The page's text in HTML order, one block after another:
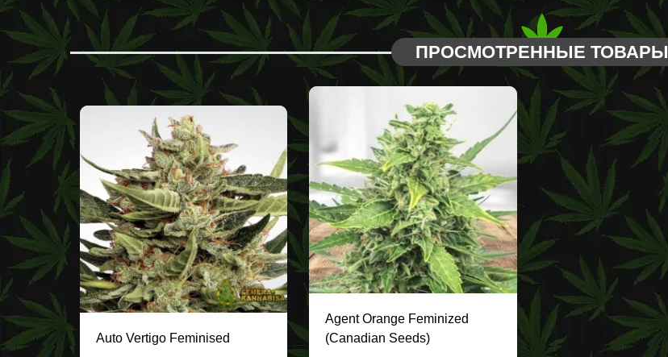
ПРОСМОТРЕННЫЕ ТОВАРЫ
Auto Vertigo Feminised
Agent Orange Feminized
(Canadian Seeds)